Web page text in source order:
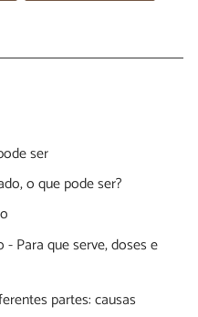
ser
o que pode ser?
Para que serve, doses e
partes: causas